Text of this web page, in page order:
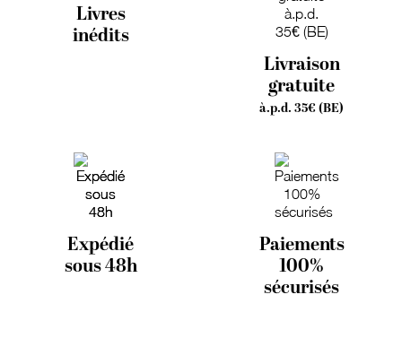
Livres
inédits
Livraison
gratuite
à.p.d. 35€ (BE)
Expédié
sous 48h
Paiements
100%
sécurisés